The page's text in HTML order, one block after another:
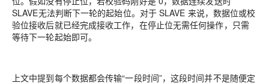
SLAVE无法判断下一轮的起始位。对于 SLAVE 来说，数据位或校
验位接收后就已经完成接收工作，在停止位无需任何操作，只需
等待下一轮起始即可。
上文中提到每个数据都会传输“一段时间”，这段时间并不是随便定